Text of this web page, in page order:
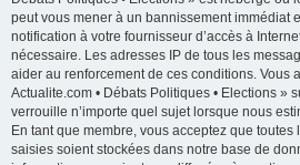
peut vous mener à un bannissement immédiat
notification à votre fournisseur d’accès à
nécessaire. Les adresses IP de tous les
aider au renforcement de ces conditions. Vous
Actualite.com • Débats Politiques • Elections »
verrouille n’importe quel sujet lorsque nous
En tant que membre, vous acceptez que
saisies soient stockées dans notre base de